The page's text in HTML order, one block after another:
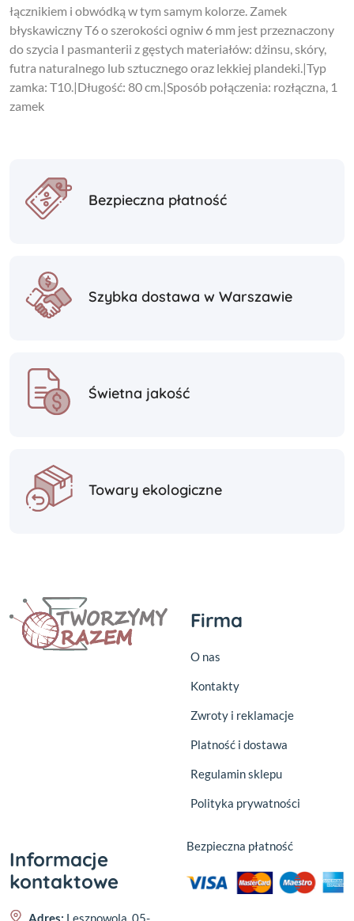
łącznikiem i obwódką w tym samym kolorze. Zamek
błyskawiczny T6 o szerokości ogniw 6 mm jest przeznaczony
do szycia I pasmanterii z gęstych materiałów: dżinsu, skóry,
futra naturalnego lub sztucznego oraz lekkiej plandeki.|Typ
zamka: T10.|Długość: 80 cm.|Sposób połączenia: rozłączna, 1
zamek
Bezpieczna płatność
Szybka dostawa w Warszawie
Świetna jakość
Towary ekologiczne
Firma
O nas
Kontakty
Zwroty i reklamacje
Platność i dostawa
Regulamin sklepu
Polityka prywatności
Informacje
kontaktowe
Adres: Lesznowola, 05-
Bezpieczna płatność